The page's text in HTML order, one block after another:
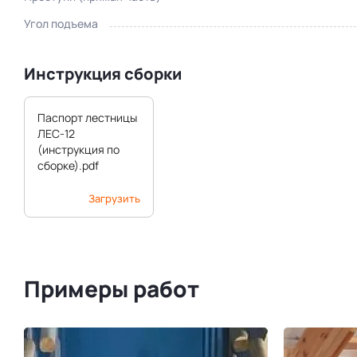
Угол подъема
Инструкция сборки
Паспорт лестницы
ЛЕС-12
(инструкция по
сборке).pdf
Загрузить
Примеры работ